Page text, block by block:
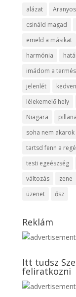
alázat
csináld magad
emeld a másikat
harmónia
imádom a
jelenlét
lélekemelő hely
Niagara
soha nem
tartsd fenn a
testi egeészség
változás
zene
üzenet
ősz
Reklám
Itt tudsz
feliratkozni